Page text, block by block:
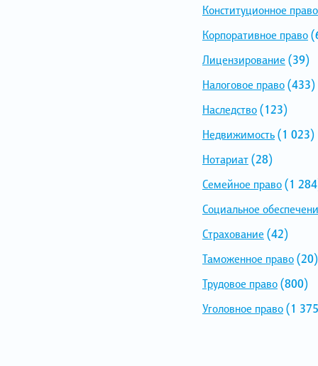
Конституционное право
Корпоративное право
Лицензирование (39)
Налоговое право(433)
Наследство(123)
Недвижимость(1 023)
Нотариат(28)
Семейное право(1
Социальное
Страхование (42)
Таможенное право(20)
Трудовое право(800)
Уголовное право(1